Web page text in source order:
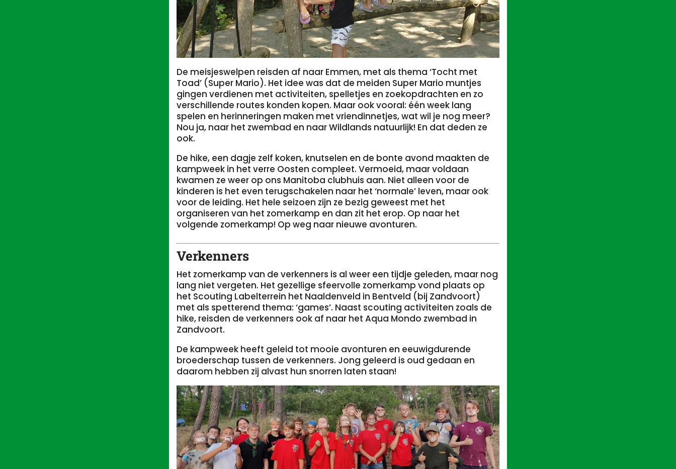
De meisjeswelpen reisden af naar Emmen, met als thema ‘Tocht met
Toad’ (Super Mario). Het idee was dat de meiden Super Mario muntjes
gingen verdienen met activiteiten, spelletjes en zoekopdrachten en zo
verschillende routes konden kopen. Maar ook vooral: één week lang
spelen en herinneringen maken met vriendinnetjes, wat wil je nog meer?
Nou ja, naar het zwembad en naar Wildlands natuurlijk! En dat deden ze
ook.
De hike, een dagje zelf koken, knutselen en de bonte avond maakten de
kampweek in het verre Oosten compleet. Vermoeid, maar voldaan
kwamen ze weer op ons Manitoba clubhuis aan. Niet alleen voor de
kinderen is het even terugschakelen naar het ‘normale’ leven, maar ook
voor de leiding. Het hele seizoen zijn ze bezig geweest met het
organiseren van het zomerkamp en dan zit het erop. Op naar het
volgende zomerkamp! Op weg naar nieuwe avonturen.
Verkenners
Het zomerkamp van de verkenners is al weer een tijdje geleden, maar nog
lang niet vergeten. Het gezellige sfeervolle zomerkamp vond plaats op
het Scouting Labelterrein het Naaldenveld in Bentveld (bij Zandvoort)
met als spetterend thema: ‘games’. Naast scouting activiteiten zoals de
hike, reisden de verkenners ook af naar het Aqua Mondo zwembad in
Zandvoort.
De kampweek heeft geleid tot mooie avonturen en eeuwigdurende
broederschap tussen de verkenners. Jong geleerd is oud gedaan en
daarom hebben zij alvast hun snorren laten staan!